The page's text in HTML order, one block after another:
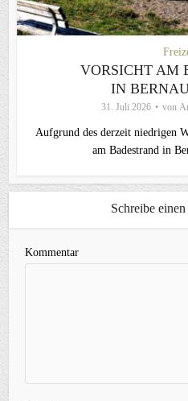
VORSICHT AM
IN
31. Juli 2026 von
Aufgrund des derzeit niedrigen
am Badestrand in
Schreibe
Kommentar